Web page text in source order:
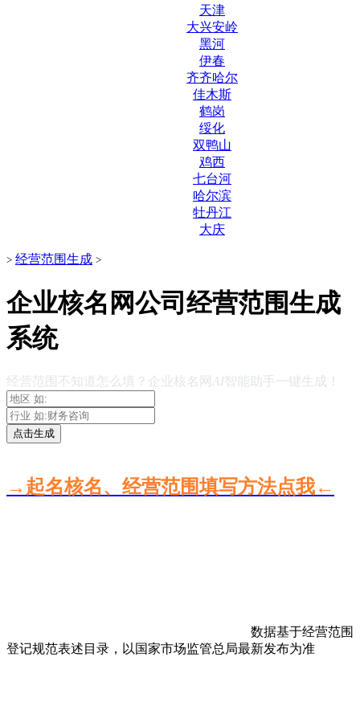
天津
大兴安岭
黑河
伊春
齐齐哈尔
佳木斯
鹤岗
绥化
双鸭山
鸡西
七台河
哈尔滨
牡丹江
大庆
> 经营范围生成 >
企业核名网公司经营范围生成
系统
经营范围不知道怎么填？企业核名网 AI智能助手一键生成！
点击生成
→起名核名、经营范围填写方法点我←
数据基于经营范围
登记规范表述目录，以国家市场监管总局最新发布为准